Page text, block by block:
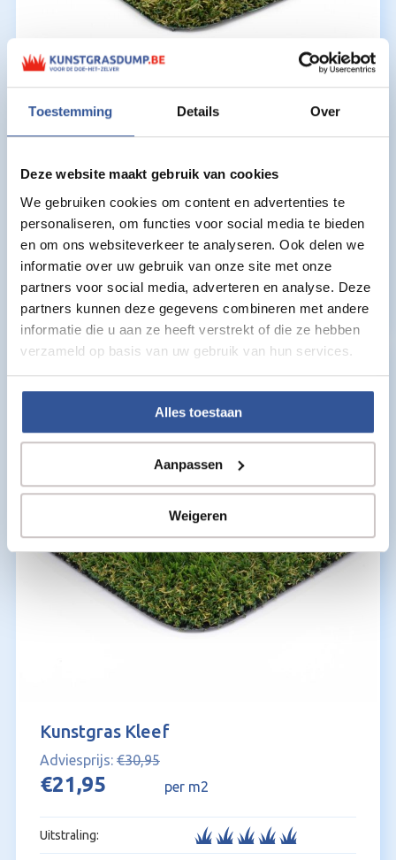
Toestemming Details Over
Deze website maakt gebruik van cookies
We gebruiken cookies om content en advertenties te
personaliseren, om functies voor social media te bieden
en om ons websiteverkeer te analyseren. Ook delen we
informatie over uw gebruik van onze site met onze
partners voor social media, adverteren en analyse. Deze
partners kunnen deze gegevens combineren met andere
informatie die u aan ze heeft verstrekt of die ze hebben
verzameld op basis van uw gebruik van hun services.
Alles toestaan
Aanpassen
Weigeren
Kunstgras Kiel
Oorspronkelijke
prijs
was:
€27,95.
€19,95Huidige
prijs
is:
€19,95.
per m2
Uitstraling:
Zachtheid:
Poolhoogte: 35 mm
Kunstgras Kleef
€30,95
Oorspronkelijke
was:
€30,95.
€21,95 Huidige
€21,95.
per m2
Uitstraling: